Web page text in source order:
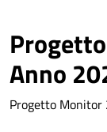
Anno
Progetto